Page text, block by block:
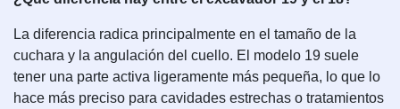
La diferencia radica principalmente en el tamaño de la
cuchara y la angulación del cuello. El modelo 19 suele
tener una parte activa ligeramente más pequeña, lo que lo
hace más preciso para cavidades estrechas o tratamientos